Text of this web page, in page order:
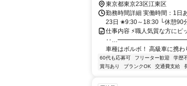
東京都東京23区江東区
勤務時間詳細 実働時間：1日
23日 ✬9:30～18:30 └休憩90
仕事内容 ⚡職人気質な方にピ
‥…━━━━━━━━━━━━★ ✅ボ
車種はボルボ！ 高級車に携わ
60代も応募可 フリーター歓迎 学歴
賞与あり
ブランクOK 交通費支給